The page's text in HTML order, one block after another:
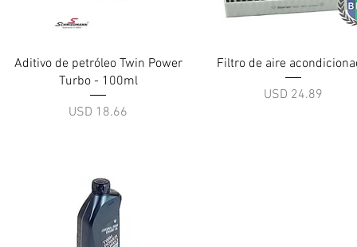
Vista rápida
Aditivo de petróleo Twin Power
Turbo - 100ml
Precio
USD 18.66
Vista rápida
Filtro de aire
Precio
USD 24.89